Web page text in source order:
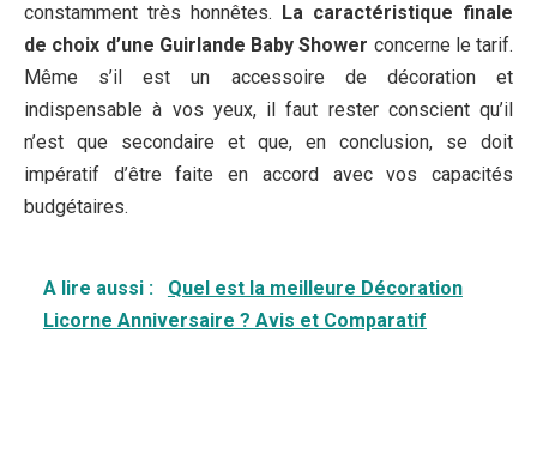
constamment très honnêtes.
La caractéristique finale
de choix d’une Guirlande Baby Shower concerne le tarif.
Même s’il est un accessoire de décoration et
indispensable à vos yeux, il faut rester conscient qu’il
n’est que secondaire et que, en conclusion, se doit
impératif d’être faite en accord avec vos capacités
budgétaires.
A lire aussi :
Quel est la meilleure Décoration
Licorne Anniversaire ? Avis et Comparatif